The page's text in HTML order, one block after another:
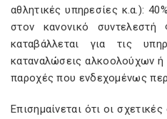
αθλητικές υπηρεσίες κ.α.):
στον κανονικό
καταβάλλεται για τις
καταναλώσεις αλκοολούχων ή
παροχές που ενδεχομένως
Επισημαίνεται ότι οι